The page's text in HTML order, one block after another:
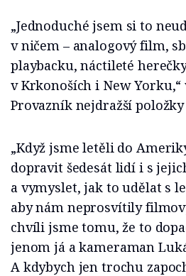
„Jednoduché jsem si to
v ničem – analogový film,
playbacku, náctileté
v Krkonoších i New Yorku,“
Provazník nejdražší
„Když jsme letěli do
dopravit šedesát lidí i s
a vymyslet, jak to udělat s
aby nám neprosvítily
chvíli jsme tomu, že to
jenom já a kameraman
A kdybych jen trochu